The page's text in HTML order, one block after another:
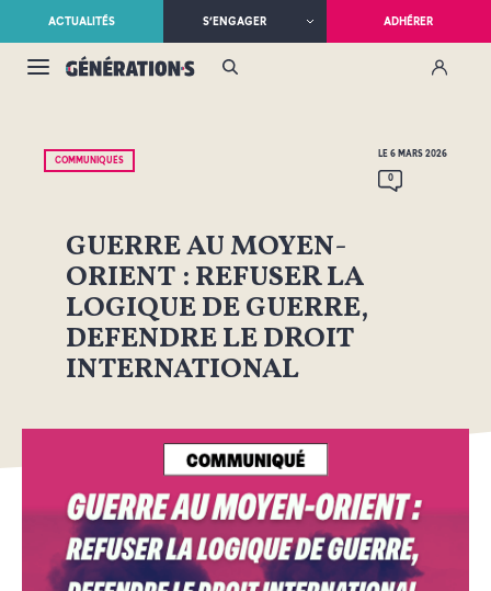
ACTUALITÉS S’ENGAGER ADHÉRER
COMMUNIQUÉS
LE 6 MARS 2026
0
GUERRE AU MOYEN-
ORIENT : REFUSER LA
LOGIQUE DE GUERRE,
DEFENDRE LE DROIT
INTERNATIONAL